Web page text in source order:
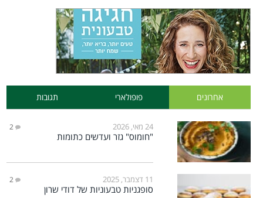
אחרונים פופולארי תגובות
24 מאי, 2026 2
"חומוס" גזר ועדשים כתומות
11 דצמבר, 2025 2
סופגניות טבעוניות של דודי שרון